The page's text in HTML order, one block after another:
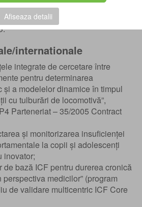
Afiseaza detalii
cercetare RMFB, INRMFB;
- Medic primar Recuperare
internationale
integrate de cercetare între
pentru determinarea
și a modelelor dinamice în timpul
cu tulburări de locomotivă”,
Parteneriat – 35/2005 Contract
și monitorizarea insuficienței
la copii și adolescenți
inovator;
de bază ICF pentru durerea cronică
medicilor” (program
de validare multicentric ICF Core